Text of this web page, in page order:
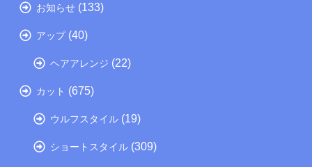
お知らせ (133)
アップ(40)
ヘアアレンジ (22)
カット (675)
ウルフスタイル (19)
ショートスタイル (309)